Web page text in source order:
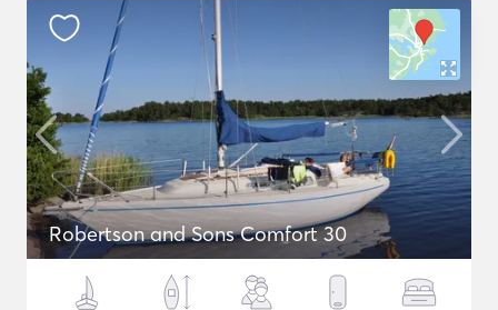
Robertson and Sons Comfort 30